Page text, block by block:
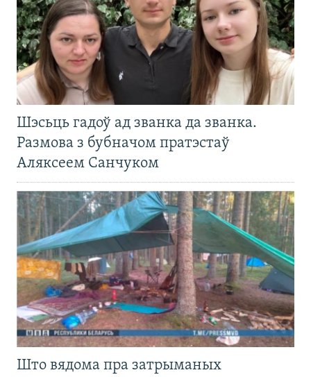
Шэсьць гадоў ад званка да званка.
Размова з бубначом пратэстаў
Аляксеем Санчуком
Што вядома пра затрыманых